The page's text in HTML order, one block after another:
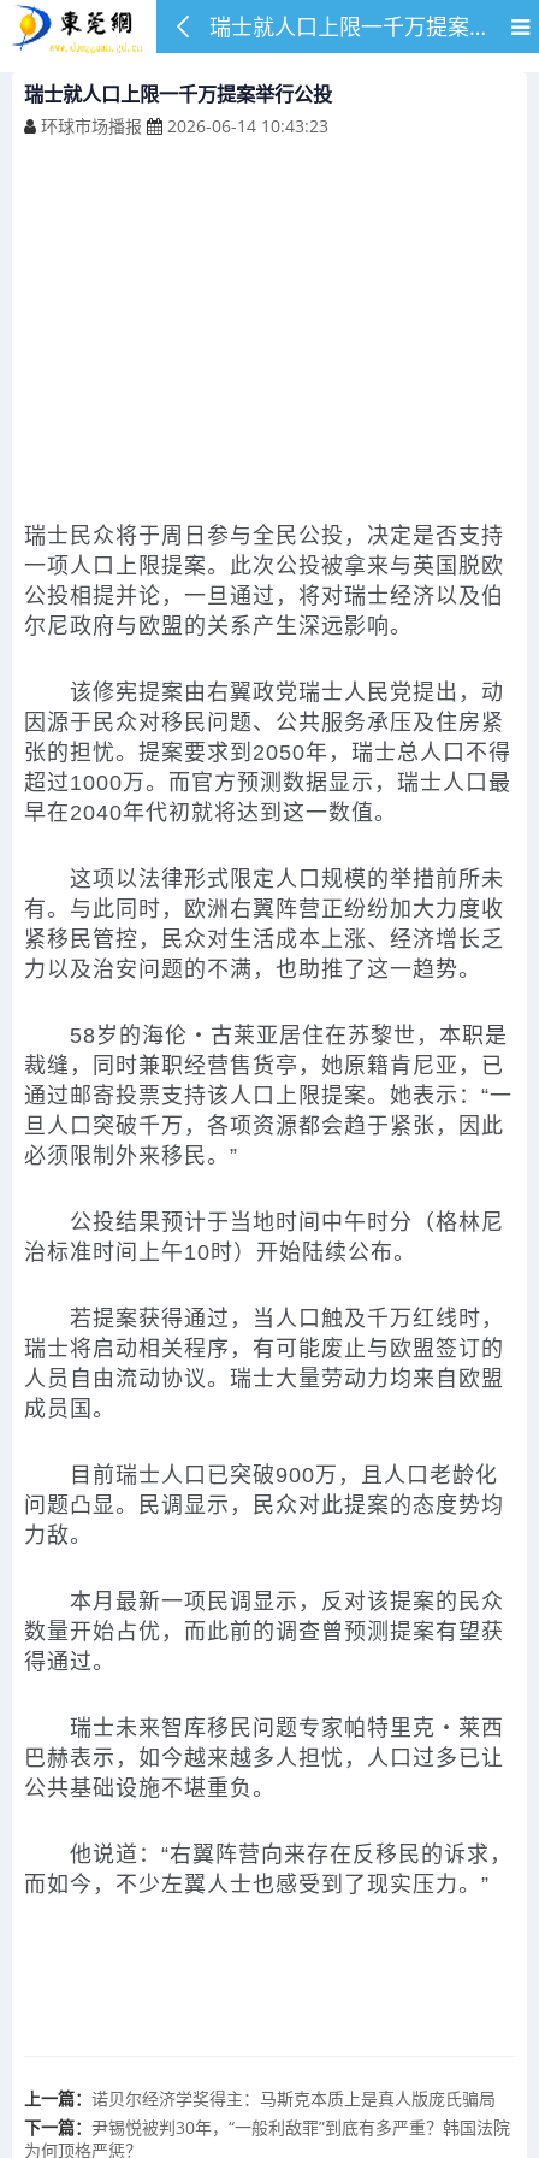
瑞士就人口上限一千万提案举行公投
瑞士就人口上限一千万提案举行公投
环球市场播报 2026-06-14 10:43:23
瑞士民众将于周日参与全民公投，决定是否支持
一项人口上限提案。此次公投被拿来与英国脱欧
公投相提并论，一旦通过，将对瑞士经济以及伯
尔尼政府与欧盟的关系产生深远影响。
该修宪提案由右翼政党瑞士人民党提出，动
因源于民众对移民问题、公共服务承压及住房紧
张的担忧。提案要求到2050年，瑞士总人口不得
超过1000万。而官方预测数据显示，瑞士人口最
早在2040年代初就将达到这一数值。
这项以法律形式限定人口规模的举措前所未
有。与此同时，欧洲右翼阵营正纷纷加大力度收
紧移民管控，民众对生活成本上涨、经济增长乏
力以及治安问题的不满，也助推了这一趋势。
58岁的海伦・古莱亚居住在苏黎世，本职是
裁缝，同时兼职经营售货亭，她原籍肯尼亚，已
通过邮寄投票支持该人口上限提案。她表示：“一
旦人口突破千万，各项资源都会趋于紧张，因此
必须限制外来移民。”
公投结果预计于当地时间中午时分（格林尼
治标准时间上午10时）开始陆续公布。
若提案获得通过，当人口触及千万红线时，
瑞士将启动相关程序，有可能废止与欧盟签订的
人员自由流动协议。瑞士大量劳动力均来自欧盟
成员国。
目前瑞士人口已突破900万，且人口老龄化
问题凸显。民调显示，民众对此提案的态度势均
力敌。
本月最新一项民调显示，反对该提案的民众
数量开始占优，而此前的调查曾预测提案有望获
得通过。
瑞士未来智库移民问题专家帕特里克・莱西
巴赫表示，如今越来越多人担忧，人口过多已让
公共基础设施不堪重负。
他说道：“右翼阵营向来存在反移民的诉求，
而如今，不少左翼人士也感受到了现实压力。”
上一篇： 诺贝尔经济学奖得主：马斯克本质上是真人版庞氏骗局
下一篇： 尹锡悦被判30年，“一般利敌罪”到底有多严重？韩国法院
为何顶格严惩？